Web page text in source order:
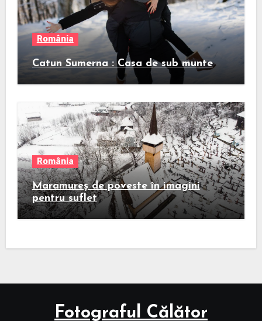
România
Catun Sumerna : Casa de sub munte
România
Maramureș de poveste în imagini
pentru suflet
Fotograful Călător